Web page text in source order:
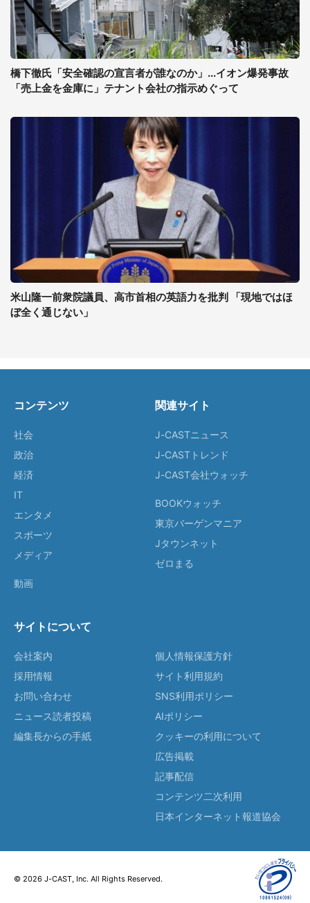
橋下徹氏「安全確認の宣言者が誰なのか」...イオン爆発事故
「売上金を金庫に」テナント会社の指示めぐって
米山隆一前衆院議員、高市首相の英語力を批判 「現地ではほ
ぼ全く通じない」
コンテンツ
社会
政治
経済
IT
エンタメ
スポーツ
メディア
動画
関連サイト
J-CASTニュース
J-CASTトレンド
J-CAST会社ウォッチ
BOOKウォッチ
東京バーゲンマニア
Jタウンネット
ゼロまる
サイトについて
会社案内
採用情報
お問い合わせ
ニュース読者投稿
編集長からの手紙
個人情報保護方針
サイト利用規約
SNS利用ポリシー
AIポリシー
クッキーの利用について
広告掲載
記事配信
コンテンツ二次利用
日本インターネット報道協会
© 2026 J-CAST, Inc. All Rights Reserved.